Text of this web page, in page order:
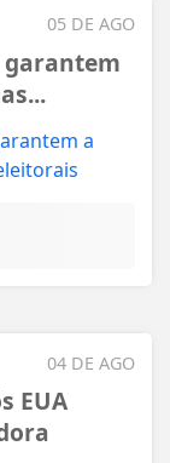
05 DE AGO
04 DE AGO
EUA